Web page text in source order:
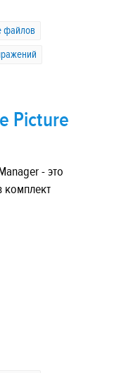
файлов
Picture
- это